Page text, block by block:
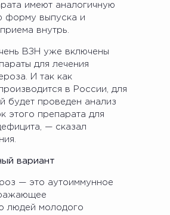
имеют аналогичную
форму выпуска и
внутрь.
ВЗН уже включены
для лечения
И так как
в России, для
будет проведен анализ
этого препарата для
— сказал
вариант
— это аутоиммунное
людей молодого